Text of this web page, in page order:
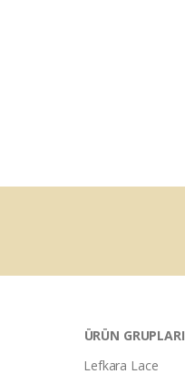
ÜRÜN GRUPLARI
Lefkara Lace